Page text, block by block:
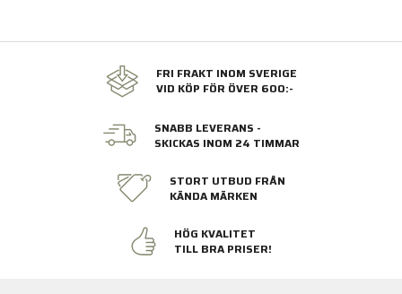
FRI FRAKT INOM SVERIGE
VID KÖP FÖR ÖVER 600:-
SNABB LEVERANS -
SKICKAS INOM 24 TIMMAR
STORT UTBUD FRÅN
KÄNDA MÄRKEN
HÖG KVALITET
TILL BRA PRISER!